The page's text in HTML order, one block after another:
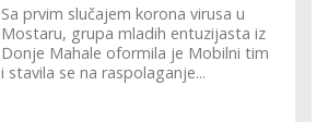
Sa prvim slučajem korona virusa u
Mostaru, grupa mladih entuzijasta iz
Donje Mahale oformila je Mobilni tim
i stavila se na raspolaganje...